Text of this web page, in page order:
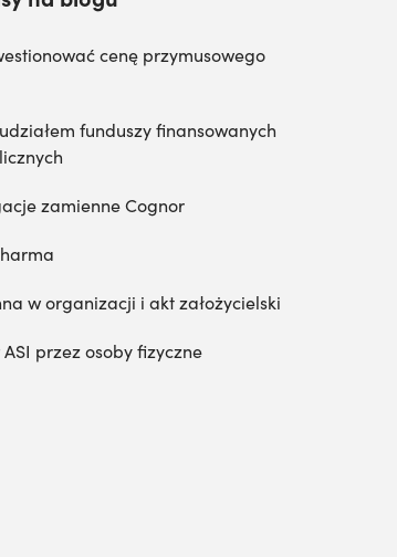
cenę przymusowego
funduszy finansowanych
zamienne Cognor
w organizacji i akt założycielski
przez osoby fizyczne